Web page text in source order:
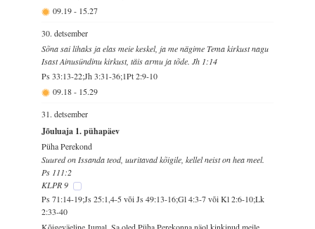
09.19- 15.27
30. detsember
Sõna sai lihaks ja elas meie keskel, ja me nägime Tema kirkust nagu
Isast Ainusündinu kirkust, täis armu ja tõde. Jh 1:14
Ps 33:13-22;Jh 3:31-36;1Pt 2:9-10
09.18- 15.29
31. detsember
Jõuluaja 1. pühapäev
Püha Perekond
Suured on Issanda teod, uuritavad kõigile, kellel neist on hea meel.
Ps 111:2
KLPR 9
Ps 71:14-19;Js 25:1,4-5 või Js 49:13-16;Gl 4:3-7 või Kl 2:6-10;Lk
2:33-40